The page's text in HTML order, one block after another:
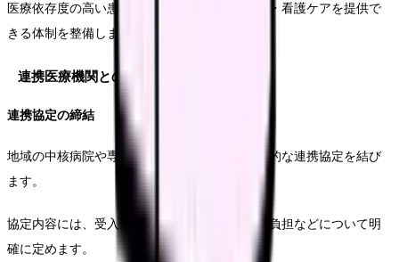
医療依存度の高い患者に対しても、適切な医療・看護ケアを提供で
きる体制を整備します。
連携医療機関との関係構築
連携協定の締結
地域の中核病院や専門医療機関との間で、具体的な連携協定を結び
ます。
協定内容には、受入基準や情報共有方法、費用負担などについて明
確に定めます。